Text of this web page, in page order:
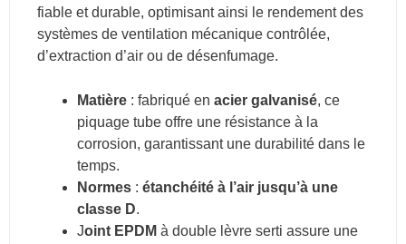
fiable et durable, optimisant ainsi le rendement des
systèmes de ventilation mécanique contrôlée,
d’extraction d’air ou de désenfumage.
Matière: fabriqué en acier galvanisé, ce
piquage tube offre une résistance à la
corrosion, garantissant une durabilité dans le
temps.
Normes: étanchéité à l’air jusqu’à une
classe D.
Joint EPDM à double lèvre serti assure une